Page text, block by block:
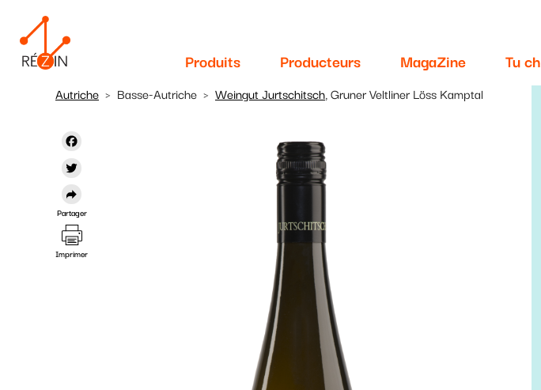
contenu
principal
Produits Producteurs MagaZine Tu
Autriche Basse-Autriche Weingut Jurtschitsch, Gruner Veltliner Löss Kamptal
Partager
Imprimer